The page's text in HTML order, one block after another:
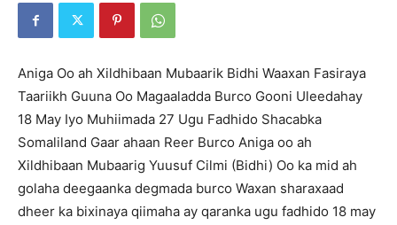
Aniga Oo ah Xildhibaan Mubaarik Bidhi Waaxan Fasiraya
Taariikh Guuna Oo Magaaladda Burco Gooni Uleedahay
18 May Iyo Muhiimada 27 Ugu Fadhido Shacabka
Somaliland Gaar ahaan Reer Burco Aniga oo ah
Xildhibaan Mubaarig Yuusuf Cilmi (Bidhi) Oo ka mid ah
golaha deegaanka degmada burco Waxan sharaxaad
dheer ka bixinaya qiimaha ay qaranka ugu fadhido 18 may